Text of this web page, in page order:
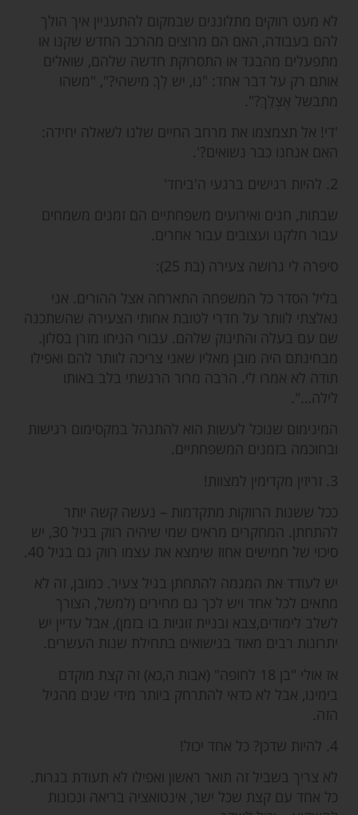
לא מעט רווקים מתלוננים שבמקום להתעניין איך הולך
להם בעבודה, האם הם מרוצים מהרכב החדש שקנו או
מתפעלים מהבגד או התסרוקת חדשה שלהם, שואלים
אותם רק על דבר אחד: "נו, יש לְךָ מישהי?", "משהו
מתבשל אֶצְלֵךְ?".
'די! אל תצמצמו את מרחב החיים שלנו לשאלה יחידה:
האם אנחנו כבר נשואים?'.
2. להיות רגישים ברגעי ה'ביחד'
שבתות, חגים ואירועים משפחתיים הם זמנים משמחים
עבור חלקנו ועצובים עבור אחרים.
סיפרה לי גרושה צעירה (בת 25):
בליל הסדר כל המשפחה התארחה אצל ההורים. אני
נאלצתי לוותר על חדרי לטובת אחותי הצעירה שהשתכנה
שם עם בעלה והתינוק שלהם. עבורי הניחו מזרן בסלון.
מבחינתם היה מובן מאליו שאני צריכה לוותר להם ואפילו
תודה לא אמרו לי. הרבה מרור הרגשתי בלב באותו
לילה…".
המינימום שנוכל לעשות הוא להתנהל במקסימום רגישות
ובחוכמה בזמנים המשפחתיים.
3. זריזין מקדימין למצוות!
ככל ששנות הרווקות מתקדמות – נעשה קשה יותר
להתחתן. המחקרים מראים שמי שיהיה רווק בגיל 30, יש
סיכוי של חמישים אחוז שימצא את עצמו רווק גם בגיל 40.
יש לעודד את המגמה להתחתן בגיל צעיר. כמובן, זה לא
מתאים לכל אחד ויש לכך גם מחירים (למשל, הצורך
לשלב לימודים,צבא ובניית זוגיות בו בזמן), אבל עדיין יש
יתרונות רבים מאוד בנישואים בתחילת שנות העשרים.
אז אולי "בן 18 לחופה" (אבות ה,כא) זה קצת מוקדם
בימינו, אבל לא כדאי להתרחק ביותר מידי שנים מהגיל
הזה.
4. להיות שדכן? כל אחד יכול!
לא צריך בשביל זה תואר ראשון ואפילו לא תעודת בגרות.
כל אחד עם קצת שכל ישר, אינטואציה בריאה ונכונות